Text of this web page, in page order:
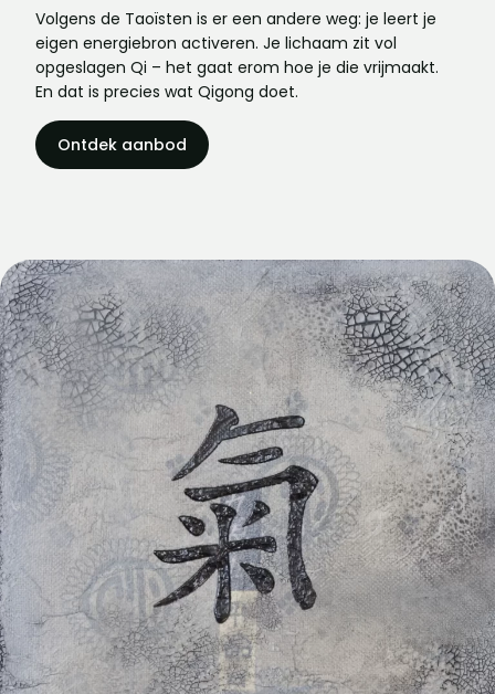
Volgens de Taoïsten is er een andere weg: je leert je
eigen energiebron activeren. Je lichaam zit vol
opgeslagen Qi – het gaat erom hoe je die vrijmaakt.
En dat is precies wat Qigong doet.
Ontdek aanbod